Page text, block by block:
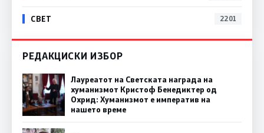
СВЕТ 2201
РЕДАКЦИСКИ ИЗБОР
Лауреатот на Светската награда на
хуманизмот Кристоф Бенедиктер од
Охрид: Хуманизмот е императив на
нашето време